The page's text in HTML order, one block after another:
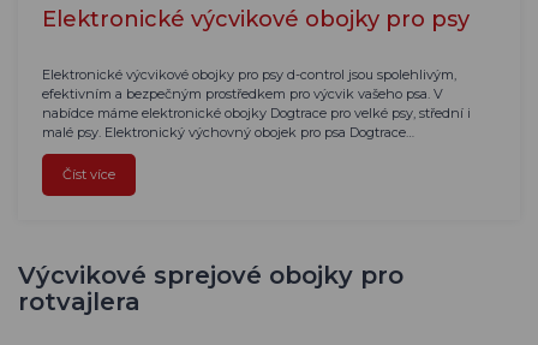
Elektronické výcvikové obojky pro psy
Elektronické výcvikové obojky pro psy d-control jsou spolehlivým,
efektivním a bezpečným prostředkem pro výcvik vašeho psa. V
nabídce máme elektronické obojky Dogtrace pro velké psy, střední i
malé psy. Elektronický výchovný obojek pro psa Dogtrace…
Číst více
Výcvikové sprejové obojky pro
rotvajlera